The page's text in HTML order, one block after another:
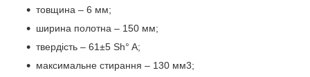
товщина – 6 мм;
ширина полотна – 150 мм;
твердість – 61±5 Sh° A;
максимальне стирання – 130 мм3;